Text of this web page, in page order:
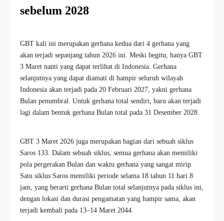
sebelum 2028
GBT kali ini merupakan gerhana kedua dari 4 gerhana yang
akan terjadi sepanjang tahun 2026 ini. Meski begitu, hanya GBT
3 Maret nanti yang dapat terlihat di Indonesia. Gerhana
selanjutnya yang dapat diamati di hampir seluruh wilayah
Indonesia akan terjadi pada 20 Februari 2027, yakni gerhana
Bulan penumbral. Untuk gerhana total sendiri, baru akan terjadi
lagi dalam bentuk gerhana Bulan total pada 31 Desember 2028.
GBT 3 Maret 2026 juga merupakan bagian dari sebuah siklus
Saros 133. Dalam sebuah siklus, semua gerhana akan memiliki
pola pergerakan Bulan dan waktu gerhana yang sangat mirip.
Satu siklus Saros memiliki periode selama 18 tahun 11 hari 8
jam, yang berarti gerhana Bulan total selanjutnya pada siklus ini,
dengan lokasi dan durasi pengamatan yang hampir sama, akan
terjadi kembali pada 13–14 Maret 2044.